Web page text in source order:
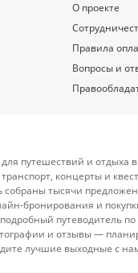
О проекте
Правила
Вопросы и
путешествий и отдыха
концерты и
собраны тысячи
бронирования и
путеводитель по
и отзывы —
лучшие выходные с